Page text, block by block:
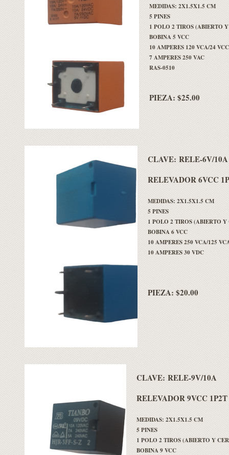
MEDIDAS: 2X1.5X1.5 CM
5 PINES
1 POLO 2 TIROS (ABIERTO
BOBINA 5 VCC
10 AMPERES 120 VCA/24 VCC
7 AMPERES 250 VAC
RAS-0510
PIEZA: $25.00
CLAVE: RELE-6V/10A
RELEVADOR 6VCC
MEDIDAS: 2X1.5X1.5 CM
5 PINES
1 POLO 2 TIROS (ABIERTO Y
BOBINA 6 VCC
10 AMPERES 250 VCA/125
10 AMPERES 30 VDC
PIEZA: $20.00
CLAVE: RELE-9V/10A
RELEVADOR 9VCC
MEDIDAS: 2X1.5X1.5 CM
5 PINES
1 POLO 2 TIROS (ABIERTO Y
BOBINA 9 VCC